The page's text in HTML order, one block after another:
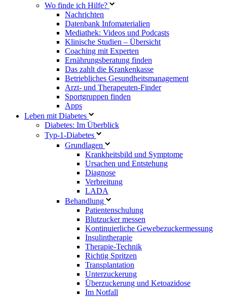
Wo finde ich Hilfe?
Nachrichten
Datenbank Infomaterialien
Mediathek: Videos und Podcasts
Klinische Studien – Übersicht
Coaching mit Experten
Ernährungsberatung finden
Das zahlt die Krankenkasse
Betriebliches Gesundheitsmanagement
Arzt- und Therapeuten-Finder
Sportgruppen finden
Apps
Leben mit Diabetes
Diabetes: Im Überblick
Typ-1-Diabetes
Grundlagen
Krankheitsbild und Symptome
Ursachen und Entstehung
Diagnose
Verbreitung
LADA
Behandlung
Patientenschulung
Blutzucker messen
Kontinuierliche Gewebezuckermessung
Insulintherapie
Therapie-Technik
Richtig Spritzen
Transplantation
Unterzuckerung
Überzuckerung und Ketoazidose
Im Notfall